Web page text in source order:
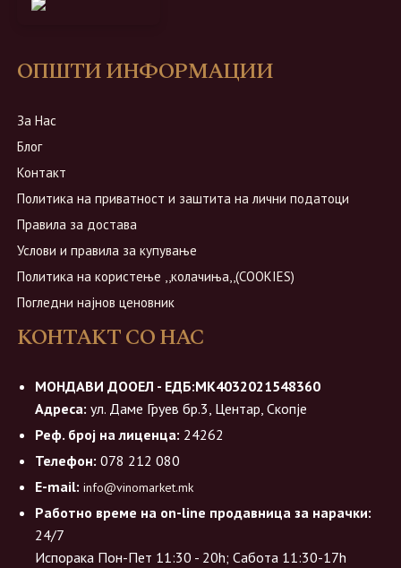
ОПШТИ ИНФОРМАЦИИ
За Нас
Блог
Контакт
Политика на приватност и заштита на лични податоци
Правила за достава
Услови и правила за купување
Политика на користење ,,колачиња,,(COOKIES)
Погледни најнов ценовник
КОНТАКТ СО НАС
МОНДАВИ ДООЕЛ - ЕДБ:МК4032021548360
Адреса: ул. Даме Груев бр.3, Центар, Скопје
Реф. број на лиценца: 24262
Телефон: 078 212 080
E-mail: info@vinomarket.mk
Работно време на on-line продавница за нарачки:
24/7
Испорака Пон-Пет 11:30 - 20h; Сабота 11:30-17h